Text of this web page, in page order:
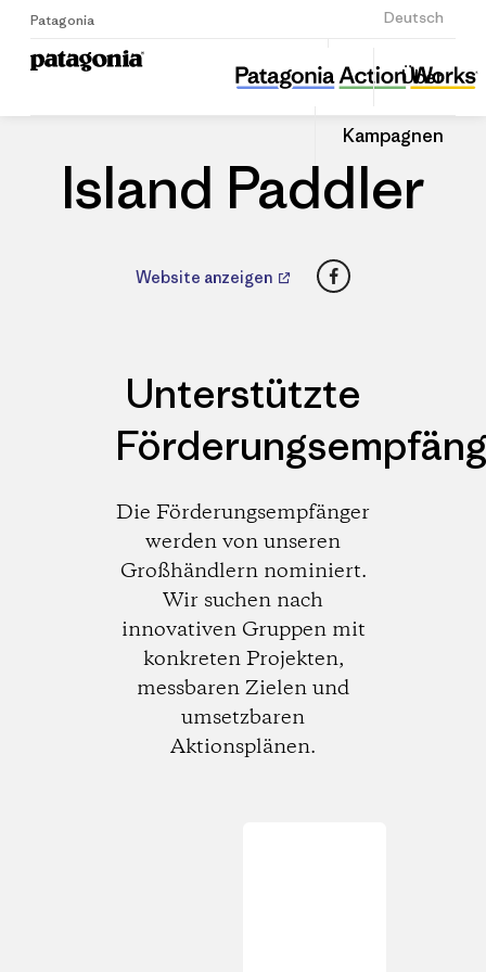
Patagonia Deutsch
Anmelden
Über
Kampagnen
Island Paddler
Diesen
Beitrag
Auf
teilen
Island Paddler
Website anzeigen Facebook
Unterstützte
Die Förderungsempfänger
werden von unseren
Großhändlern nominiert.
Wir suchen nach
innovativen Gruppen mit
konkreten Projekten,
messbaren Zielen und
umsetzbaren
Aktionsplänen.